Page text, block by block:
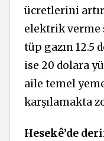
ücretlerini
elektrik verme
tüp gazın 12.5
ise 20 dolara
aile temel
karşılamakta
Hesekê’de